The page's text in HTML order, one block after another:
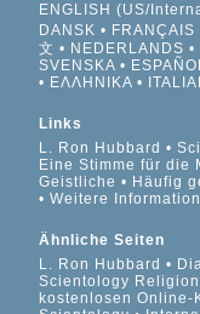
ENGLISH (US/
DANSK
FRANÇAIS
文
NEDERLANDS
SVENSKA
ΕΛΛΗΝΙΚA
Links
L. Ron Hubbard
Eine Stimme für die
Geistliche
Häufig
Weitere
Ähnliche Seiten
L. Ron Hubbard
Scientology Religion
kostenlosen Online-